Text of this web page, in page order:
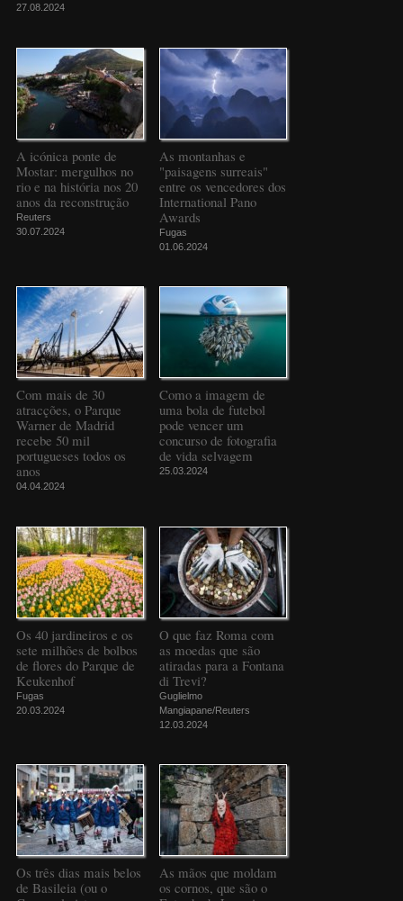
27.08.2024
A icónica ponte de
Mostar: mergulhos no
rio e na história nos 20
anos da reconstrução
Reuters
30.07.2024
As montanhas e
"paisagens surreais"
entre os vencedores dos
International Pano
Awards
Fugas
01.06.2024
Com mais de 30
atracções, o Parque
Warner de Madrid
recebe 50 mil
portugueses todos os
anos
04.04.2024
Como a imagem de
uma bola de futebol
pode vencer um
concurso de fotografia
de vida selvagem
25.03.2024
Os 40 jardineiros e os
sete milhões de bolbos
de flores do Parque de
Keukenhof
Fugas
20.03.2024
O que faz Roma com
as moedas que são
atiradas para a Fontana
di Trevi?
Guglielmo
Mangiapane/Reuters
12.03.2024
Os três dias mais belos
de Basileia (ou o
As mãos que moldam
os cornos, que são o